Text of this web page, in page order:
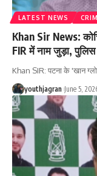
LATEST NEWS
Khan Sir News:
FIR में नाम जुड़ा,
Khan SIR: पटना के 'खान
youthjagran June 5,